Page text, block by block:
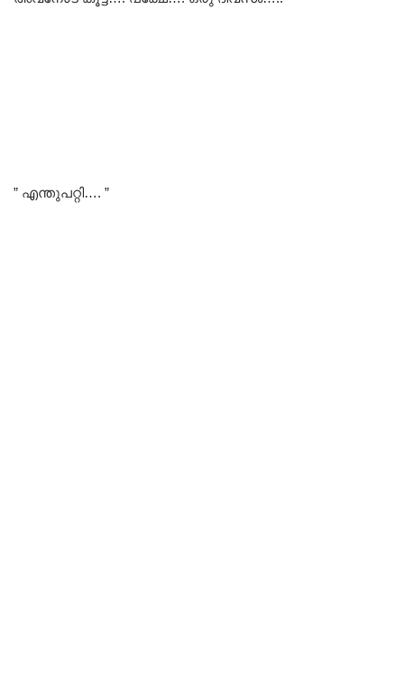
” എന്തുപറ്റി…. ”